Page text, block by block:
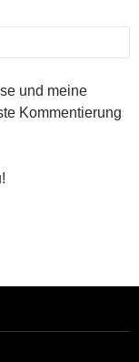
und meine
Kommentierung